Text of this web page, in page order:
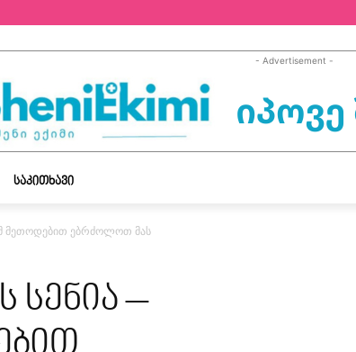
- Advertisement -
ᲡᲐᲙᲘᲗᲮᲐᲕᲘ
მეთოდებით ებრძოლოთ მას
სენია –